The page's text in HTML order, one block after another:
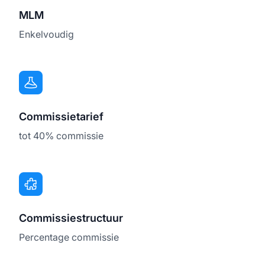
MLM
Enkelvoudig
Commissietarief
tot 40% commissie
Commissiestructuur
Percentage commissie